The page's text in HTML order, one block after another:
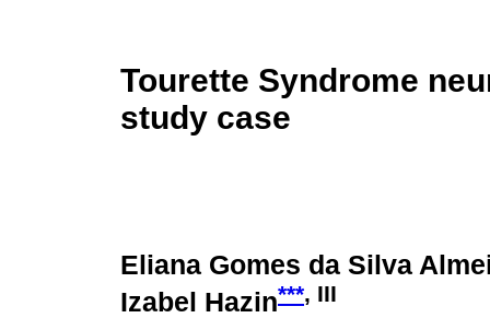
Tourette Syndrome
study case
Eliana Gomes da Silva
Izabel Hazin***, III